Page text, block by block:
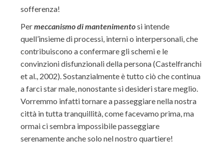
sofferenza!
Permeccanismo di mantenimentosi intende
quell’insieme di processi, interni o interpersonali, che
contribuiscono a confermare gli schemi e le
convinzioni disfunzionali della persona (Castelfranchi
et al., 2002). Sostanzialmente è tutto ciò che continua
a farci star male, nonostante si desideri stare meglio.
Vorremmo infatti tornare a passeggiare nella nostra
città in tutta tranquillità, come facevamo prima, ma
ormai ci sembra impossibile passeggiare
serenamente anche solo nel nostro quartiere!